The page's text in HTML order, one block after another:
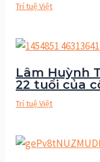
Trí tuệ Việt
Lâm Huỳnh
22 tuổi của
Trí tuệ Việt